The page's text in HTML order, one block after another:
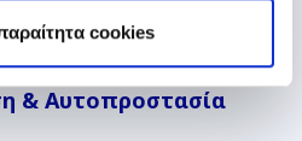
cookies
& Αυτοπροστασία